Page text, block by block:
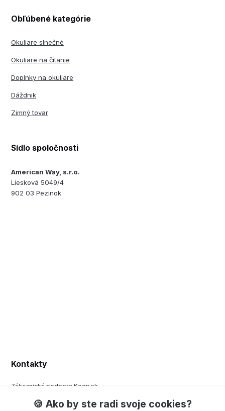
Obľúbené kategórie
Okuliare slnečné
Okuliare na čítanie
Doplnky na okuliare
Dáždnik
Zimný tovar
Sídlo spoločnosti
American Way, s.r.o.
Liesková 5049/4
902 03 Pezinok
Kontakty
Zákaznická podpora Keen.sk
+420 377 443 970
(Po-Pá, 8-15 hod.)
🍪 Ako by ste radi svoje cookies?